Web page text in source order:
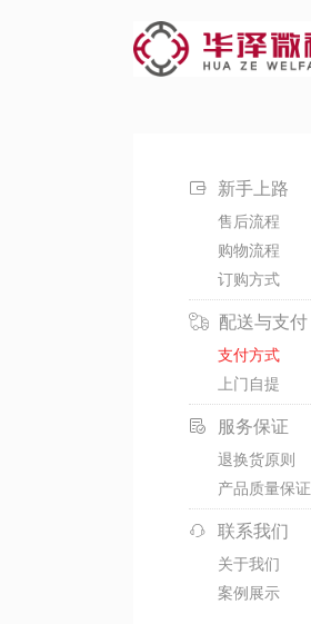
新手上路
售后流程
购物流程
订购方式
配送与支付
支付方式
上门自提
服务保证
退换货原则
产品质量保证
联系我们
关于我们
案例展示